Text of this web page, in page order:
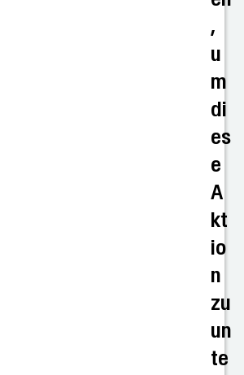
,
u
m
di
es
e
A
kt
io
n
zu
un
te